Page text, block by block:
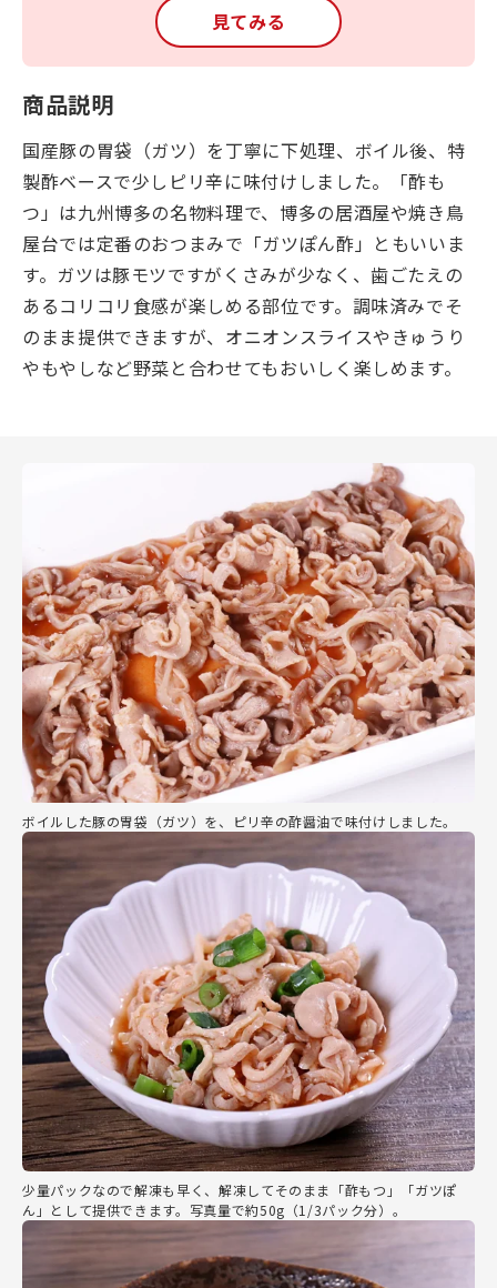
見てみる
商品説明
国産豚の胃袋（ガツ）を丁寧に下処理、ボイル後、特
製酢ベースで少しピリ辛に味付けしました。「酢も
つ」は九州博多の名物料理で、博多の居酒屋や焼き鳥
屋台では定番のおつまみで「ガツぽん酢」ともいいま
す。ガツは豚モツですがくさみが少なく、歯ごたえの
あるコリコリ食感が楽しめる部位です。調味済みでそ
のまま提供できますが、オニオンスライスやきゅうり
やもやしなど野菜と合わせてもおいしく楽しめます。
ボイルした豚の胃袋（ガツ）を、ピリ辛の酢醤油で味付けしました。
少量パックなので解凍も早く、解凍してそのまま「酢もつ」「ガツぽ
ん」として提供できます。写真量で約50g（1/3パック分）。